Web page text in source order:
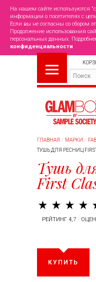
На нашем сайте используются
информации о посетителях с
Если вы не согласны со сбором
Продолжение использования
персональных данных.
конфиденциальности
ГЛАВНАЯ МАРКИ
ТУШЬ ДЛЯ РЕСНИЦ FIRST
Тушь
First
РЕЙТИНГ 4,7 /
КУПИТЬ